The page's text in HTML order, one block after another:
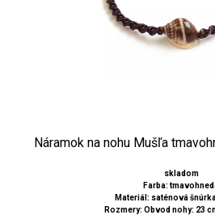
Náramok na nohu Mušľa
skladom
Farba:
Materiál: saténová
Rozmery: Obvod nohy: 23